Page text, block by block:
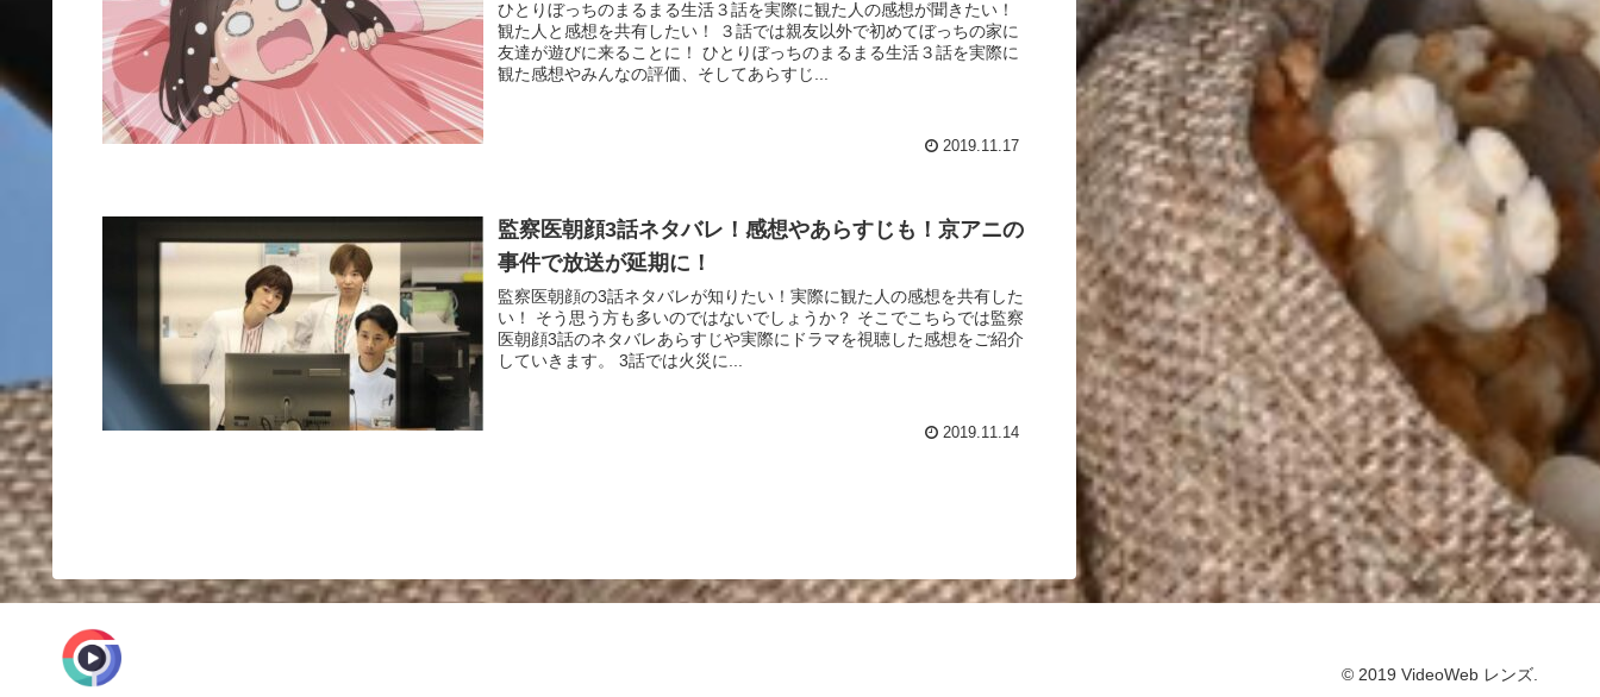
ひとりぼっちのまるまる生活３話を実際に観た人の感想が聞きたい！
観た人と感想を共有したい！ ３話では親友以外で初めてぼっちの家に
友達が遊びに来ることに！ ひとりぼっちのまるまる生活３話を実際に
観た感想やみんなの評価、そしてあらすじ...
2019.11.17
監察医朝顔3話ネタバレ！感想やあらすじも！京アニの
事件で放送が延期に！
監察医朝顔の3話ネタバレが知りたい！実際に観た人の感想を共有した
い！ そう思う方も多いのではないでしょうか？ そこでこちらでは監察
医朝顔3話のネタバレあらすじや実際にドラマを視聴した感想をご紹介
していきます。 3話では火災に...
2019.11.14
© 2019 VideoWeb レンズ.